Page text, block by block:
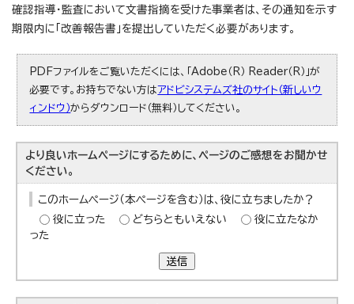
確認指導・監査において文書指摘を受けた事業者は、その通知を示す
期限内に「改善報告書」を提出していただく必要があります。
PDFファイルをご覧いただくには、「Adobe（R） Reader（R）」が
必要です。お持ちでない方は アドビシステムズ社のサイト（新しいウ
ィンドウ）からダウンロード（無料）してください。
より良いホームページにするために、ページのご感想をお聞かせ
ください。
このホームページ（本ページを含む）は、役に立ちましたか？
役に立った
どちらともいえない
役に立たなか
った
送信